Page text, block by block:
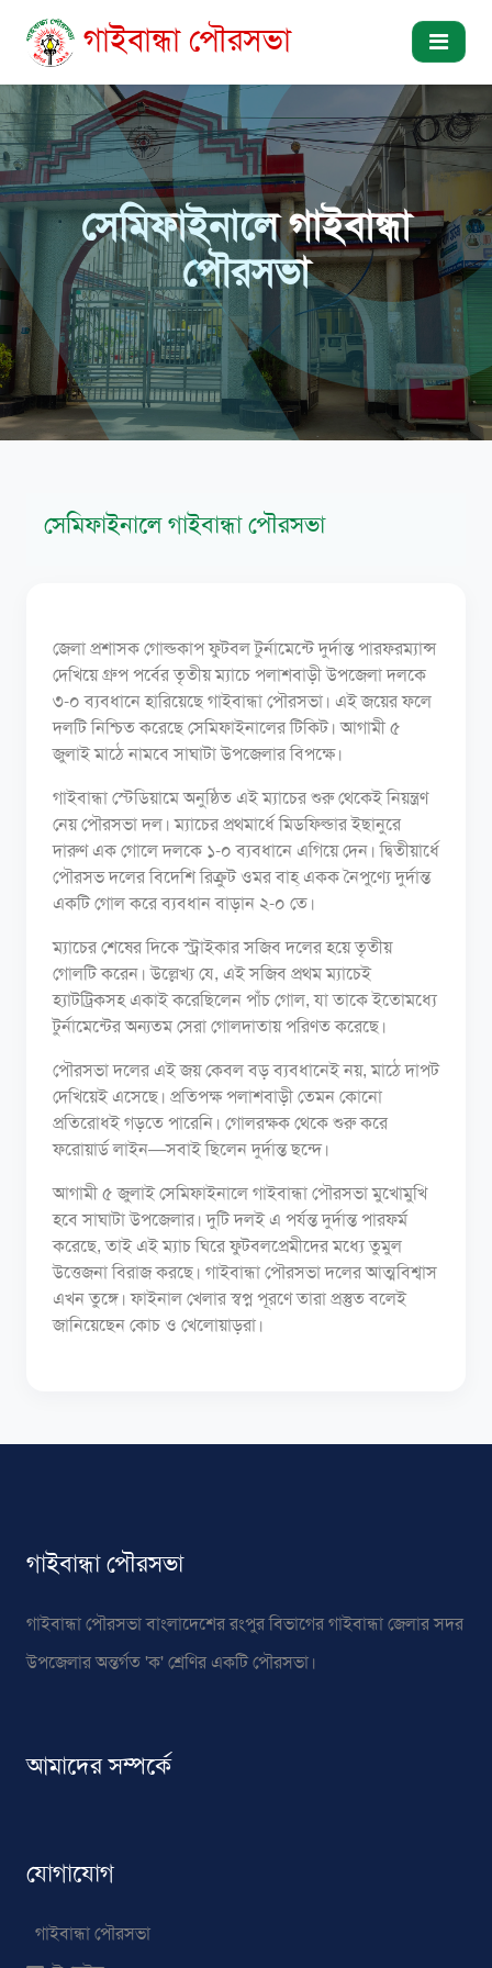
গাইবান্ধা পৌরসভা
সেমিফাইনালে গাইবান্ধা
পৌরসভা
সেমিফাইনালে গাইবান্ধা পৌরসভা
জেলা প্রশাসক গোল্ডকাপ ফুটবল টুর্নামেন্টে দুর্দান্ত পারফরম্যান্স
দেখিয়ে গ্রুপ পর্বের তৃতীয় ম্যাচে পলাশবাড়ী উপজেলা দলকে
৩-০ ব্যবধানে হারিয়েছে গাইবান্ধা পৌরসভা। এই জয়ের ফলে
দলটি নিশ্চিত করেছে সেমিফাইনালের টিকিট। আগামী ৫
জুলাই মাঠে নামবে সাঘাটা উপজেলার বিপক্ষে।
গাইবান্ধা স্টেডিয়ামে অনুষ্ঠিত এই ম্যাচের শুরু থেকেই নিয়ন্ত্রণ
নেয় পৌরসভা দল। ম্যাচের প্রথমার্ধে মিডফিল্ডার ইছানুরে
দারুণ এক গোলে দলকে ১-০ ব্যবধানে এগিয়ে দেন। দ্বিতীয়ার্ধে
পৌরসভ দলের বিদেশি রিক্রুট ওমর বাহ্ একক নৈপুণ্যে দুর্দান্ত
একটি গোল করে ব্যবধান বাড়ান ২-০ তে।
ম্যাচের শেষের দিকে স্ট্রাইকার সজিব দলের হয়ে তৃতীয়
গোলটি করেন। উল্লেখ্য যে, এই সজিব প্রথম ম্যাচেই
হ্যাটট্রিকসহ একাই করেছিলেন পাঁচ গোল, যা তাকে ইতোমধ্যে
টুর্নামেন্টের অন্যতম সেরা গোলদাতায় পরিণত করেছে।
পৌরসভা দলের এই জয় কেবল বড় ব্যবধানেই নয়, মাঠে দাপট
দেখিয়েই এসেছে। প্রতিপক্ষ পলাশবাড়ী তেমন কোনো
প্রতিরোধই গড়তে পারেনি। গোলরক্ষক থেকে শুরু করে
ফরোয়ার্ড লাইন—সবাই ছিলেন দুর্দান্ত ছন্দে।
আগামী ৫ জুলাই সেমিফাইনালে গাইবান্ধা পৌরসভা মুখোমুখি
হবে সাঘাটা উপজেলার। দুটি দলই এ পর্যন্ত দুর্দান্ত পারফর্ম
করেছে, তাই এই ম্যাচ ঘিরে ফুটবলপ্রেমীদের মধ্যে তুমুল
উত্তেজনা বিরাজ করছে। গাইবান্ধা পৌরসভা দলের আত্মবিশ্বাস
এখন তুঙ্গে। ফাইনাল খেলার স্বপ্ন পূরণে তারা প্রস্তুত বলেই
জানিয়েছেন কোচ ও খেলোয়াড়রা।
গাইবান্ধা পৌরসভা
গাইবান্ধা পৌরসভা বাংলাদেশের রংপুর বিভাগের গাইবান্ধা জেলার সদর
উপজেলার অন্তর্গত 'ক' শ্রেণির একটি পৌরসভা।
আমাদের সম্পর্কে
যোগাযোগ
গাইবান্ধা পৌরসভা